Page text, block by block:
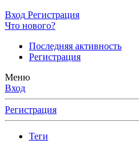
Вход Регистрация
Что нового?
Последняя активность
Регистрация
Меню
Вход
Регистрация
Теги